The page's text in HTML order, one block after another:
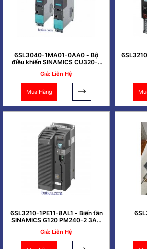
6SL3040-1MA01-0AA0 - Bộ
điều khiển SINAMICS CU320-2
Giá: Liên Hệ
Mua Hàng
6SL3210-1PE11-8AL1 - Biến tần
SINAMICS G120 PM240-2 3AC
Giá: Liên Hệ